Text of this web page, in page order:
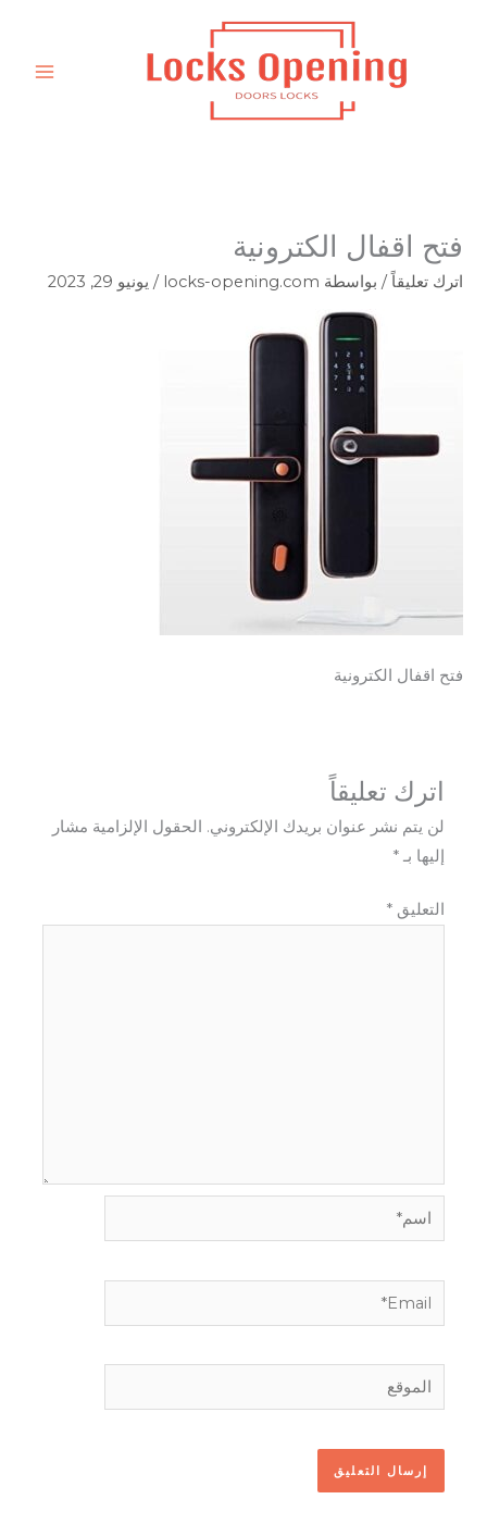
فتح اقفال الكترونية
اترك تعليقاً / بواسطة locks-opening.com
/ يونيو 29, 2023
فتح اقفال الكترونية
اترك تعليقاً
لن يتم نشر عنوان بريدك الإلكتروني. الحقول الإلزامية مشار
إليها بـ*
التعليق*
اسم*
Email*
الموقع